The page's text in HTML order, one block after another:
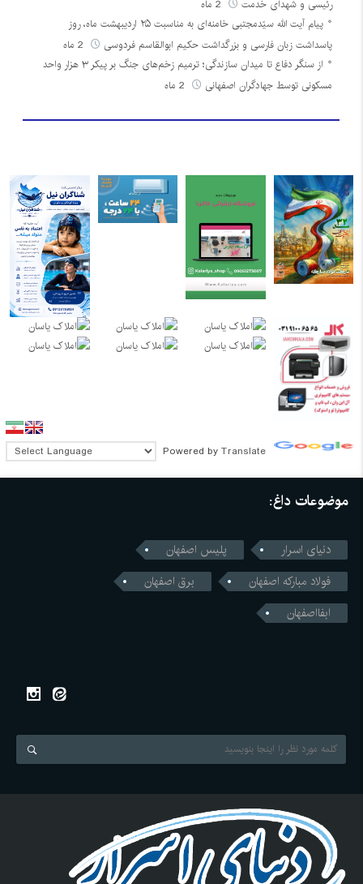
رئیسی و شهدای خدمت
پیام آیت الله سیّدمجتبی خامنه‌ای به مناسبت ۲۵ اردیبهشت ماه، روز
پاسداشت زبان فارسی و بزرگداشت حکیم ابوالقاسم فردوسی
از سنگر دفاع تا میدان سازندگی؛ ترمیم زخم‌های جنگ بر پیکر ۳ هزار واحد
مسکونی توسط جهادگران اصفهانی
Powered by Translate
موضوعات داغ:
دنیای اسرار
پلیس اصفهان
فولاد مبارکه اصفهان
برق اصفهان
ابفااصفهان